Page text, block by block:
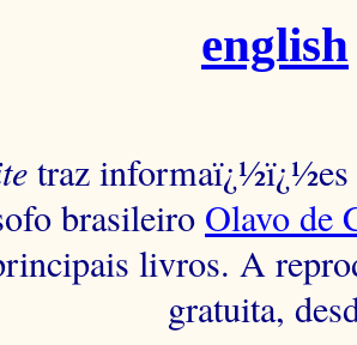
english
traz informaï¿½ï¿½es
brasileiro Olavo de
livros. A
gratuita,